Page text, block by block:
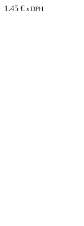
1.45 € s DPH